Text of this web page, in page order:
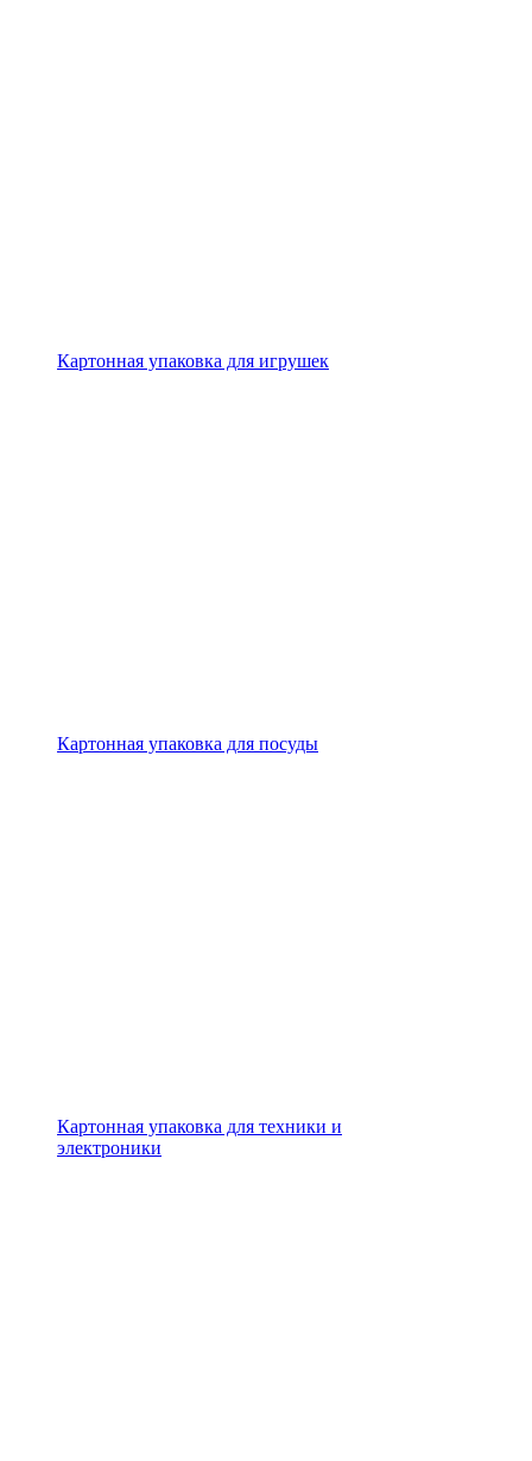
Картонная упаковка для игрушек
Картонная упаковка для посуды
Картонная упаковка для техники и
электроники